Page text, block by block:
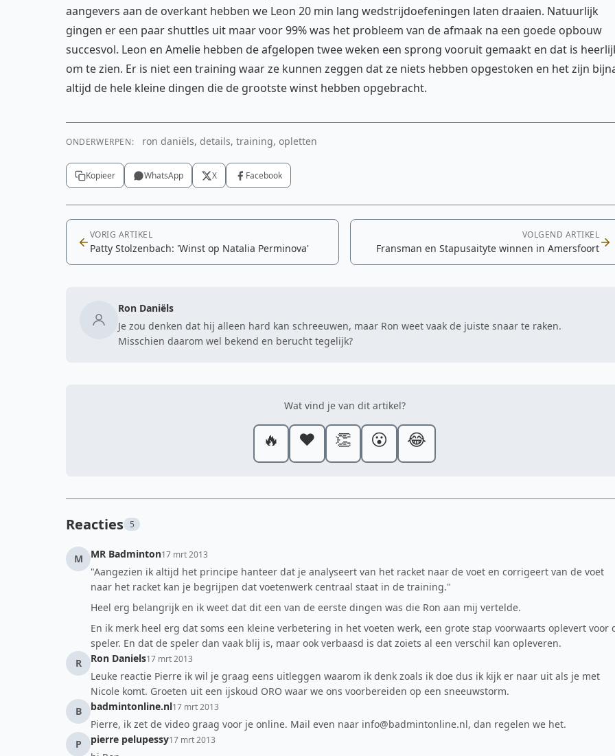
aangevers aan de overkant hebben we Leon 20 min lang wedstrijdoefeningen laten draaien. Natuurlijk
gingen er een paar shuttles uit maar voor 99% was het probleem van de afmaak na een goede opbouw
succesvol. Leon en Amelie hebben de afgelopen twee weken een sprong vooruit gemaakt en dat is
om te zien. Er is niet een training waar ze kunnen zeggen dat ze niets hebben opgestoken en het zijn
altijd de hele kleine dingen die de grootste winst hebben opgebracht.
ONDERWERPEN: ron daniëls, details, training, opletten
Kopieer WhatsApp X Facebook
VORIG ARTIKEL
Patty Stolzenbach: 'Winst op Natalia Perminova'
VOLGEND ARTIKEL
Fransman en Stapusaityte winnen in Amersfoort
Ron Daniëls
Je zou denken dat hij alleen hard kan schreeuwen, maar Ron weet vaak de juiste snaar te raken.
Misschien daarom wel bekend en berucht tegelijk?
Wat vind je van dit artikel?
🔥 ❤️ 👏 😮 😂
Reacties 5
M MR Badminton17 mrt 2013
"Aangezien ik altijd het principe hanteer dat je analyseert van het racket naar de voet en corrigeert van de voet
naar het racket kan je begrijpen dat voetenwerk centraal staat in de training."
Heel erg belangrijk en ik weet dat dit een van de eerste dingen was die Ron aan mij vertelde.
En ik merk heel erg dat soms een kleine verbetering in het voeten werk, een grote stap voorwaarts oplevert voor
speler. En dat de speler dan vaak blij is, maar ook verbaasd is dat zoiets al een verschil kan opleveren.
R
Ron Daniels17 mrt 2013
Leuke reactie Pierre ik wil je graag eens uitleggen waarom ik denk zoals ik doe dus ik kijk er naar uit als je met
Nicole komt. Groeten uit een ijskoud ORO waar we ons voorbereiden op een sneeuwstorm.
B
badmintonline.nl17 mrt 2013
Pierre, ik zet de video graag voor je online. Mail even naar info@badmintonline.nl, dan regelen we het.
P
pierre pelupessy17 mrt 2013